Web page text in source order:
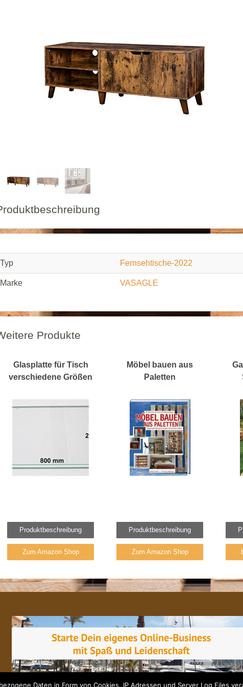
Typ Fernsehtische-2022
Marke VASAGLE
Produkte
Glasplatte für Tisch
verschiedene Größen
Produktbeschreibung
Zum Amazon Shop
Möbel bauen aus
Paletten
Produktbeschreibung
Zum Amazon Shop
Daten in Form von Cookies, IP Adressen und Server Log Files